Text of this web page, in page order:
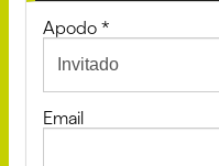
Apodo *
Email